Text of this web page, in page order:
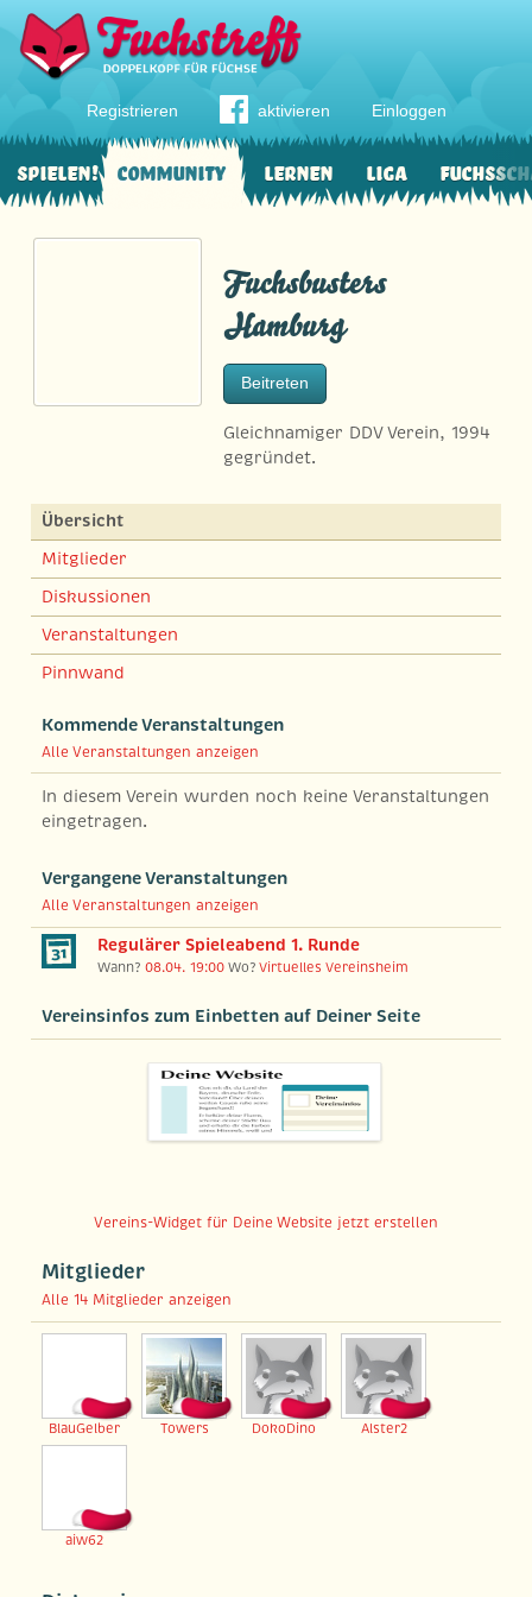
Registrieren aktivieren Einloggen
Community Lernen Liga
Spielen!
Fuchsbusters
Hamburg
Beitreten
Gleichnamiger DDV Verein, 1994
gegründet.
Übersicht
Mitglieder
Diskussionen
Veranstaltungen
Pinnwand
Kommende Veranstaltungen
Alle Veranstaltungen anzeigen
In diesem Verein wurden noch keine Veranstaltungen
eingetragen.
Vergangene Veranstaltungen
Alle Veranstaltungen anzeigen
Regulärer Spieleabend 1. Runde
Wann?08.04. 19:00 Wo?Virtuelles Vereinsheim
Vereinsinfos zum Einbetten auf Deiner Seite
Vereins-Widget für Deine Website jetzt erstellen
Mitglieder
Alle 14 Mitglieder anzeigen
BlauGelber Towers DokoDino Alster2
aiw62